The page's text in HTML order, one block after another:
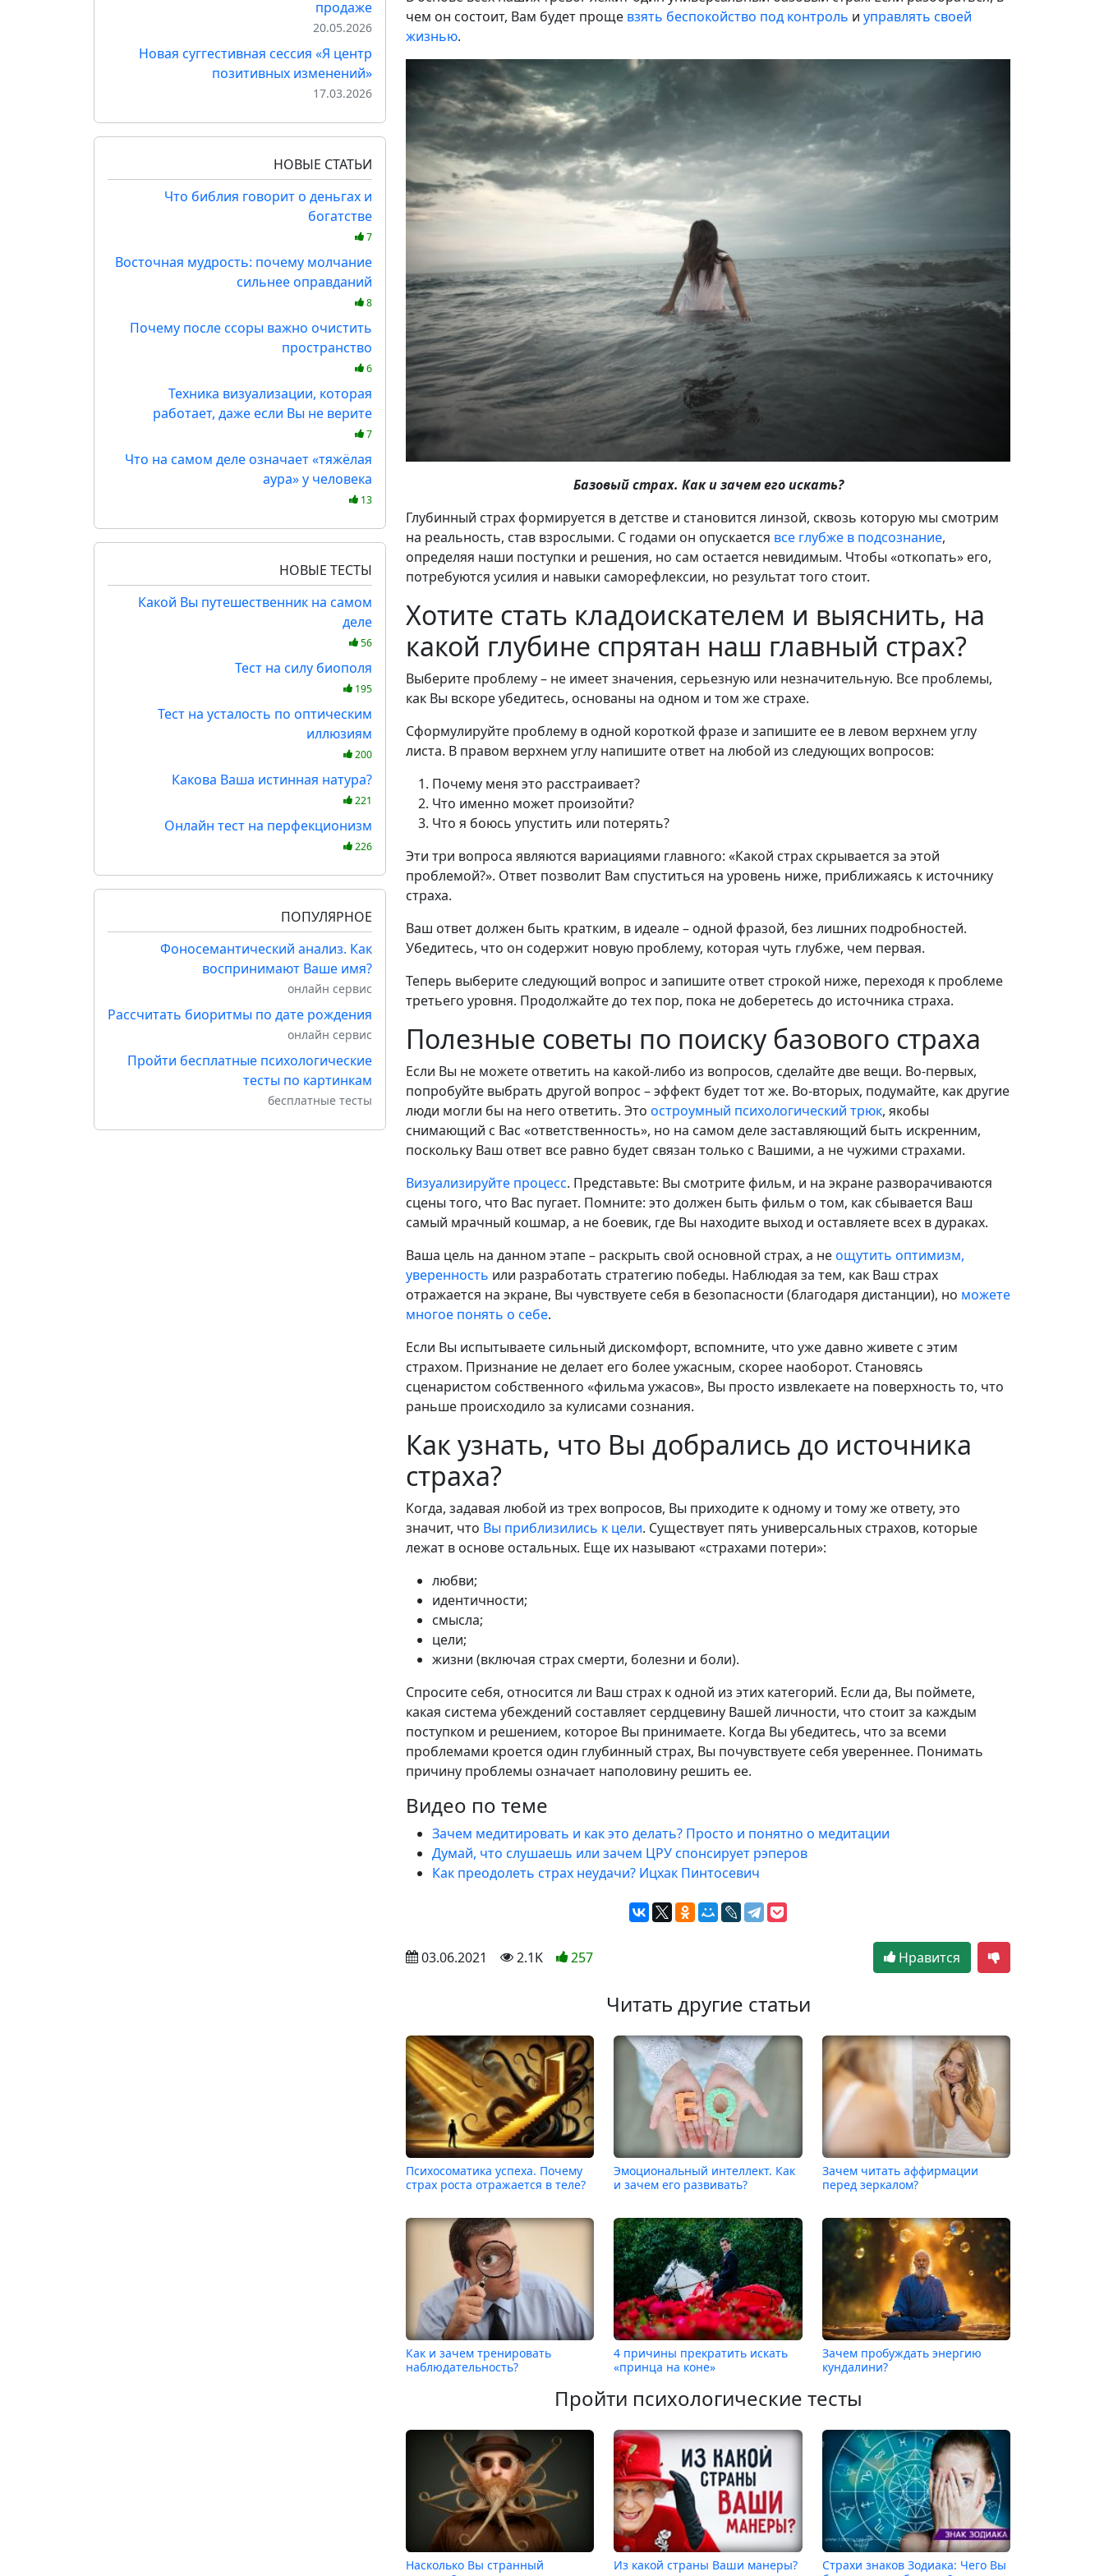
продаже
20.05.2026
Новая суггестивная сессия «Я центр
позитивных изменений»
17.03.2026
НОВЫЕ СТАТЬИ
Что библия говорит о деньгах и
богатстве
7
Восточная мудрость: почему молчание
сильнее оправданий
8
Почему после ссоры важно очистить
пространство
6
Техника визуализации, которая
работает, даже если Вы не верите
7
Что на самом деле означает «тяжёлая
аура» у человека
13
НОВЫЕ ТЕСТЫ
Какой Вы путешественник на самом
деле
56
Тест на силу биополя
195
Тест на усталость по оптическим
иллюзиям
200
Какова Ваша истинная натура?
221
Онлайн тест на перфекционизм
226
ПОПУЛЯРНОЕ
Фоносемантический анализ. Как
воспринимают Ваше имя?
онлайн сервис
Рассчитать биоритмы по дате рождения
онлайн сервис
Пройти бесплатные психологические
тесты по картинкам
бесплатные тесты
чем он состоит, Вам будет проще взять беспокойство под контроль и управлять своей
жизнью.
Базовый страх. Как и зачем его искать?
Глубинный страх формируется в детстве и становится линзой, сквозь которую мы смотрим
на реальность, став взрослыми. С годами он опускается все глубже в подсознание,
определяя наши поступки и решения, но сам остается невидимым. Чтобы «откопать» его,
потребуются усилия и навыки саморефлексии, но результат того стоит.
Хотите стать кладоискателем и выяснить, на
какой глубине спрятан наш главный страх?
Выберите проблему – не имеет значения, серьезную или незначительную. Все проблемы,
как Вы вскоре убедитесь, основаны на одном и том же страхе.
Сформулируйте проблему в одной короткой фразе и запишите ее в левом верхнем углу
листа. В правом верхнем углу напишите ответ на любой из следующих вопросов:
Почему меня это расстраивает?
Что именно может произойти?
Что я боюсь упустить или потерять?
Эти три вопроса являются вариациями главного: «Какой страх скрывается за этой
проблемой?». Ответ позволит Вам спуститься на уровень ниже, приближаясь к источнику
страха.
Ваш ответ должен быть кратким, в идеале – одной фразой, без лишних подробностей.
Убедитесь, что он содержит новую проблему, которая чуть глубже, чем первая.
Теперь выберите следующий вопрос и запишите ответ строкой ниже, переходя к проблеме
третьего уровня. Продолжайте до тех пор, пока не доберетесь до источника страха.
Полезные советы по поиску базового страха
Если Вы не можете ответить на какой-либо из вопросов, сделайте две вещи. Во-первых,
попробуйте выбрать другой вопрос – эффект будет тот же. Во-вторых, подумайте, как другие
люди могли бы на него ответить. Это остроумный психологический трюк, якобы
снимающий с Вас «ответственность», но на самом деле заставляющий быть искренним,
поскольку Ваш ответ все равно будет связан только с Вашими, а не чужими страхами.
Визуализируйте процесс. Представьте: Вы смотрите фильм, и на экране разворачиваются
сцены того, что Вас пугает. Помните: это должен быть фильм о том, как сбывается Ваш
самый мрачный кошмар, а не боевик, где Вы находите выход и оставляете всех в дураках.
Ваша цель на данном этапе – раскрыть свой основной страх, а неощутить оптимизм,
уверенность или разработать стратегию победы. Наблюдая за тем, как Ваш страх
отражается на экране, Вы чувствуете себя в безопасности (благодаря дистанции), но можете
многое понять о себе.
Если Вы испытываете сильный дискомфорт, вспомните, что уже давно живете с этим
страхом. Признание не делает его более ужасным, скорее наоборот. Становясь
сценаристом собственного «фильма ужасов», Вы просто извлекаете на поверхность то, что
раньше происходило за кулисами сознания.
Как узнать, что Вы добрались до источника
страха?
Когда, задавая любой из трех вопросов, Вы приходите к одному и тому же ответу, это
значит, что Вы приблизились к цели. Существует пять универсальных страхов, которые
лежат в основе остальных. Еще их называют «страхами потери»:
любви;
идентичности;
смысла;
цели;
жизни (включая страх смерти, болезни и боли).
Спросите себя, относится ли Ваш страх к одной из этих категорий. Если да, Вы поймете,
какая система убеждений составляет сердцевину Вашей личности, что стоит за каждым
поступком и решением, которое Вы принимаете. Когда Вы убедитесь, что за всеми
проблемами кроется один глубинный страх, Вы почувствуете себя увереннее. Понимать
причину проблемы означает наполовину решить ее.
Видео по теме
Зачем медитировать и как это делать? Просто и понятно о медитации
Думай, что слушаешь или зачем ЦРУ спонсирует рэперов
Как преодолеть страх неудачи? Ицхак Пинтосевич
03.06.2021 2.1K 257 Нравится
Читать другие статьи
Психосоматика успеха. Почему
страх роста отражается в теле?
Эмоциональный интеллект. Как
и зачем его развивать?
Зачем читать аффирмации
перед зеркалом?
Как и зачем тренировать
наблюдательность?
4 причины прекратить искать
«принца на коне»
Зачем пробуждать энергию
кундалини?
Пройти психологические тесты
Насколько Вы странный
Из какой страны Ваши манеры?
Страхи знаков Зодиака: Чего Вы